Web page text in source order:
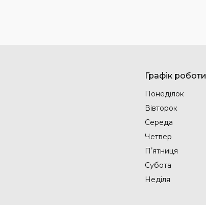
Графік роботи
Понеділок
Вівторок
Середа
Четвер
Пʼятниця
Субота
Неділя